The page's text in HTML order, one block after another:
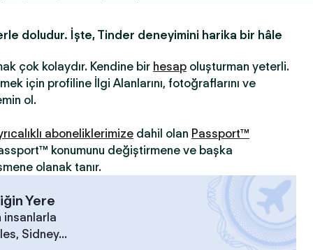
doludur. İşte, Tinder deneyimini harika bir hâle
çok kolaydır. Kendine bir hesap oluşturman yeterli.
için profiline İlgi Alanlarını, fotoğraflarını ve
ol.
aboneliklerimize dahil olan Passport™
konumunu değiştirmene ve başka
olanak tanır.
Yere
insanlarla
Sidney...